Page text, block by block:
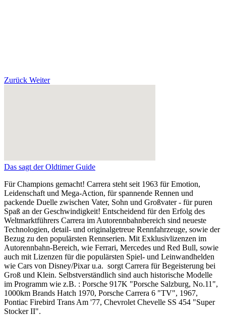
Zurück Weiter
Das sagt der Oldtimer Guide
Für Champions gemacht! Carrera steht seit 1963 für Emotion,
Leidenschaft und Mega-Action, für spannende Rennen und
packende Duelle zwischen Vater, Sohn und Großvater - für puren
Spaß an der Geschwindigkeit! Entscheidend für den Erfolg des
Weltmarktführers Carrera im Autorennbahnbereich sind neueste
Technologien, detail- und originalgetreue Rennfahrzeuge, sowie der
Bezug zu den populärsten Rennserien. Mit Exklusivlizenzen im
Autorennbahn-Bereich, wie Ferrari, Mercedes und Red Bull, sowie
auch mit Lizenzen für die populärsten Spiel- und Leinwandhelden
wie Cars von Disney/Pixar u.a. sorgt Carrera für Begeisterung bei
Groß und Klein. Selbstverständlich sind auch historische Modelle
im Programm wie z.B. : Porsche 917K "Porsche Salzburg, No.11",
1000km Brands Hatch 1970, Porsche Carrera 6 "TV", 1967,
Pontiac Firebird Trans Am '77, Chevrolet Chevelle SS 454 "Super
Stocker II".